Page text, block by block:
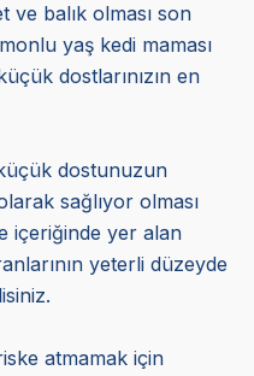
ve balık olması son
yaş kedi maması
dostlarınızın en
dostunuzun
sağlıyor olması
içeriğinde yer alan
yeterli düzeyde
atmamak için